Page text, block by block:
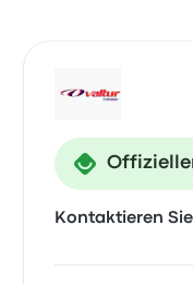
Kontaktieren Sie